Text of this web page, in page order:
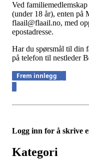
Ved
(under 18 år), enten på
flaail@flaail.no, med
epostadresse.
Har du spørsmål til din
på telefon til nestleder
Frem innlegg
Logg inn for å skrive
Kategori